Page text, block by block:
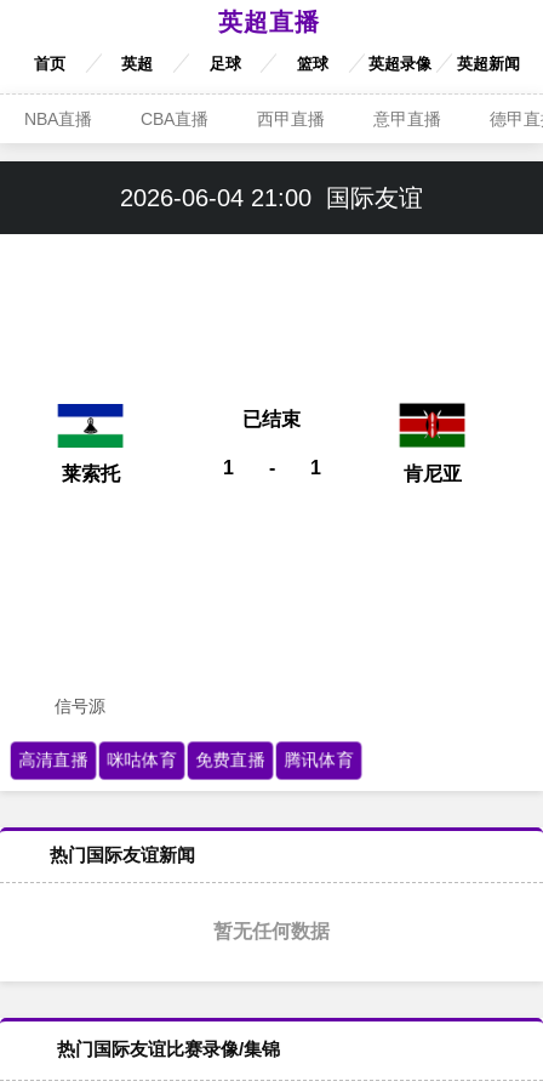
英超直播
首页 英超 足球 篮球 英超录像 英超新闻
NBA直播 CBA直播 西甲直播 意甲直播 德甲
2026-06-04 21:00 国际友谊
莱索托 1 - 1
已结束
肯尼亚
信号源
高清直播 咪咕体育 免费直播 腾讯体育
热门国际友谊新闻
暂无任何数据
热门国际友谊比赛录像/集锦